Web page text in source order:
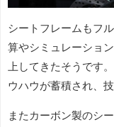
シートフレームもフ
算やシミュレーショ
上してきたそうです
ウハウが蓄積され、
またカーボン製のシ